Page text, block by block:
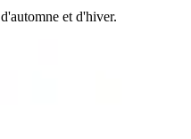
et d'hiver.